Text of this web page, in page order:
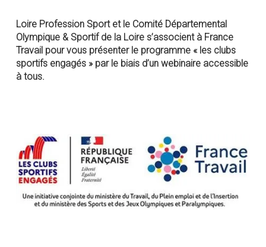
Loire Profession Sport et le Comité Départemental
Olympique & Sportif de la Loire s’associent à France
Travail pour vous présenter le programme « les clubs
sportifs engagés » par le biais d’un webinaire accessible
à tous.